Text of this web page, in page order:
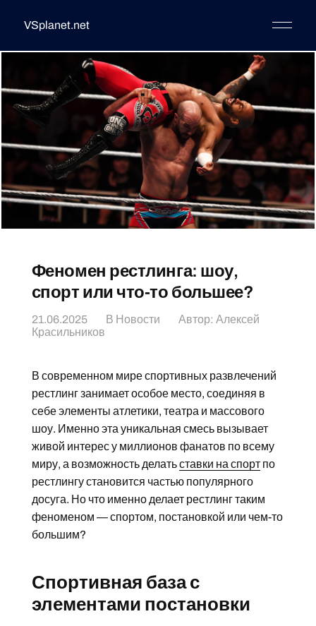
VSplanet.net
Феномен рестлинга: шоу,
спорт или что-то большее?
21.06.2025 В Новости Автор: Алексей
Красильников
В современном мире спортивных развлечений
рестлинг занимает особое место, соединяя в
себе элементы атлетики, театра и массового
шоу. Именно эта уникальная смесь вызывает
живой интерес у миллионов фанатов по всему
миру, а возможность делатьставки на спортпо
рестлингу становится частью популярного
досуга. Но что именно делает рестлинг таким
феноменом — спортом, постановкой или чем-то
большим?
Спортивная база с
элементами постановки